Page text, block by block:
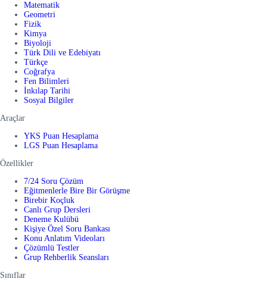
Matematik
Geometri
Fizik
Kimya
Biyoloji
Türk Dili ve Edebiyatı
Türkçe
Coğrafya
Fen Bilimleri
İnkılap Tarihi
Sosyal Bilgiler
Araçlar
YKS Puan Hesaplama
LGS Puan Hesaplama
Özellikler
7/24 Soru Çözüm
Eğitmenlerle Bire Bir Görüşme
Birebir Koçluk
Canlı Grup Dersleri
Deneme Kulübü
Kişiye Özel Soru Bankası
Konu Anlatım Videoları
Çözümlü Testler
Grup Rehberlik Seansları
Sınıflar